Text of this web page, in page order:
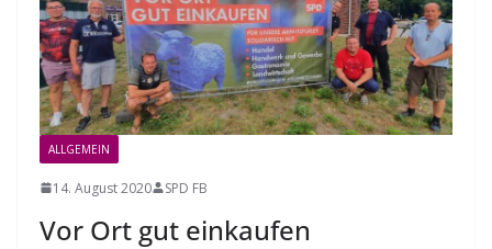
ALLGEMEIN
14. August 2020 SPD FB
Vor Ort gut einkaufen